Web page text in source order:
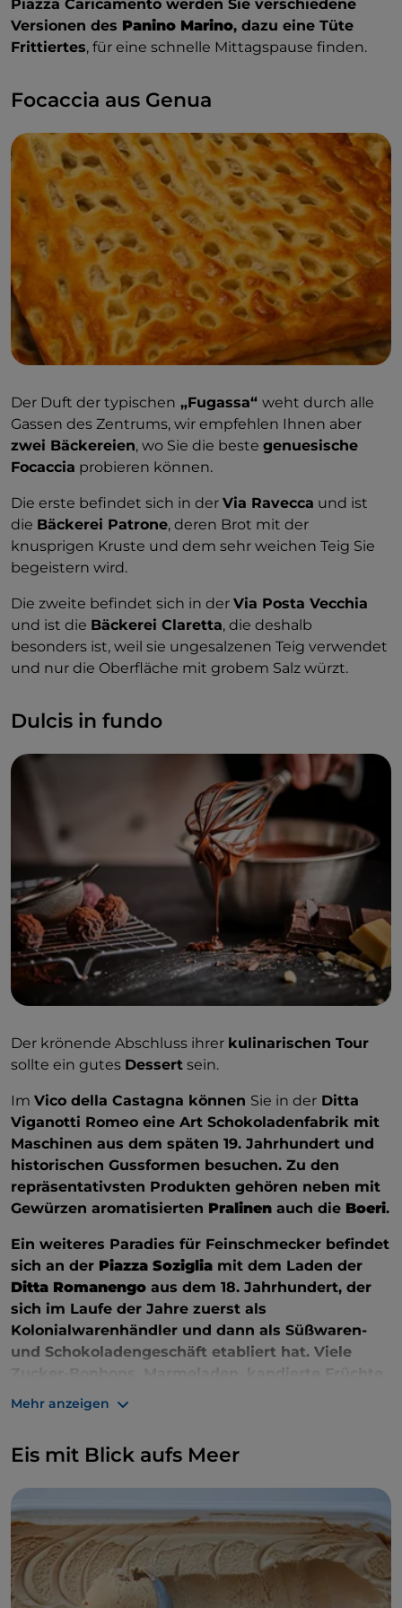
Piazza Caricamento werden Sie verschiedene
Versionen des Panino Marino, dazu eine Tüte
Frittiertes, für eine schnelle Mittagspause finden.
Focaccia aus Genua
Der Duft der typischen „Fugassa“ weht durch alle
Gassen des Zentrums, wir empfehlen Ihnen aber
zwei Bäckereien, wo Sie die beste genuesische
Focaccia probieren können.
Die erste befindet sich in der Via Ravecca und ist
die Bäckerei Patrone, deren Brot mit der
knusprigen Kruste und dem sehr weichen Teig Sie
begeistern wird.
Die zweite befindet sich in der Via Posta Vecchia
und ist die Bäckerei Claretta, die deshalb
besonders ist, weil sie ungesalzenen Teig verwendet
und nur die Oberfläche mit grobem Salz würzt.
Dulcis in fundo
Der krönende Abschluss ihrer kulinarischen Tour
sollte ein gutes Dessert sein.
Im Vico della Castagna können Sie in der Ditta
Viganotti Romeo eine Art Schokoladenfabrik mit
Maschinen aus dem späten 19. Jahrhundert und
historischen Gussformen besuchen. Zu den
repräsentativsten Produkten gehören neben mit
Gewürzen aromatisierten Pralinen auch die Boeri.
Ein weiteres Paradies für Feinschmecker befindet
sich an der Piazza Soziglia mit dem Laden der
Ditta Romanengo aus dem 18. Jahrhundert, der
sich im Laufe der Jahre zuerst als
Kolonialwarenhändler und dann als Süßwaren-
und Schokoladengeschäft etabliert hat. Viele
Zucker-Bonbons, Marmeladen, kandierte Früchte,
Sirupe und Liköre.
Mehr anzeigen
Eis mit Blick aufs Meer